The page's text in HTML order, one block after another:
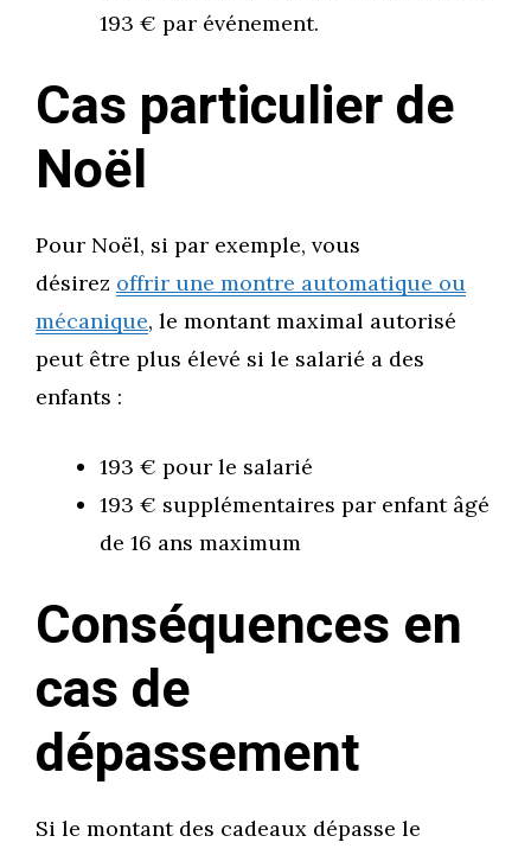
193 € par événement.
Cas particulier de
Noël
Pour Noël, si par exemple, vous
désirez offrir une montre automatique ou
mécanique, le montant maximal autorisé
peut être plus élevé si le salarié a des
enfants :
193 € pour le salarié
193 € supplémentaires par enfant âgé
de 16 ans maximum
Conséquences en
cas de
dépassement
Si le montant des cadeaux dépasse le